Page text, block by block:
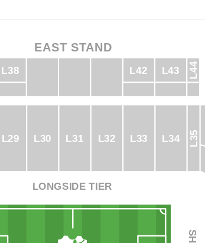
L29 L30 L31 L32 L33 L34 L35
L38 L42 L43 L44
EAST STAND
LONGSIDE TIER